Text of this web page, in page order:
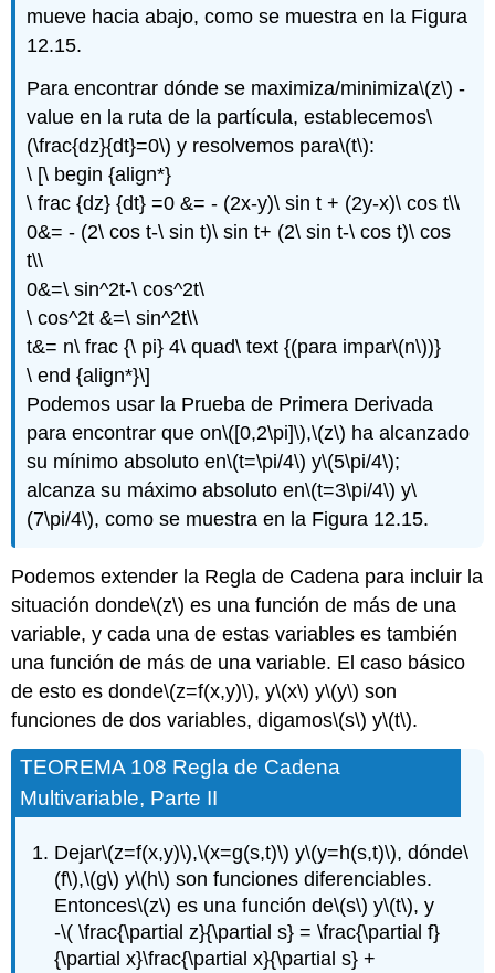
mueve hacia abajo, como se muestra en la Figura
12.15.
Para encontrar dónde se maximiza/minimiza\(z\) -
value en la ruta de la partícula, establecemos\
(\frac{dz}{dt}=0\) y resolvemos para\(t\):
\ [\ begin {align*}
\ frac {dz} {dt} =0 &= - (2x-y)\ sin t + (2y-x)\ cos t\\
0&= - (2\ cos t-\ sin t)\ sin t+ (2\ sin t-\ cos t)\ cos
t\\
0&=\ sin^2t-\ cos^2t\
\ cos^2t &=\ sin^2t\\
t&= n\ frac {\ pi} 4\ quad\ text {(para impar\(n\))}
\ end {align*}\]
Podemos usar la Prueba de Primera Derivada
para encontrar que on\([0,2\pi]\),\(z\) ha alcanzado
su mínimo absoluto en\(t=\pi/4\) y\(5\pi/4\);
alcanza su máximo absoluto en\(t=3\pi/4\) y\
(7\pi/4\), como se muestra en la Figura 12.15.
Podemos extender la Regla de Cadena para incluir la
situación donde\(z\) es una función de más de una
variable, y cada una de estas variables es también
una función de más de una variable. El caso básico
de esto es donde\(z=f(x,y)\), y\(x\) y\(y\) son
funciones de dos variables, digamos\(s\) y\(t\).
TEOREMA 108 Regla de Cadena
Multivariable, Parte II
Dejar\(z=f(x,y)\),\(x=g(s,t)\) y\(y=h(s,t)\), dónde\
(f\),\(g\) y\(h\) son funciones diferenciables.
Entonces\(z\) es una función de\(s\) y\(t\), y
-\( \frac{\partial z}{\partial s} = \frac{\partial f}
{\partial x}\frac{\partial x}{\partial s} +